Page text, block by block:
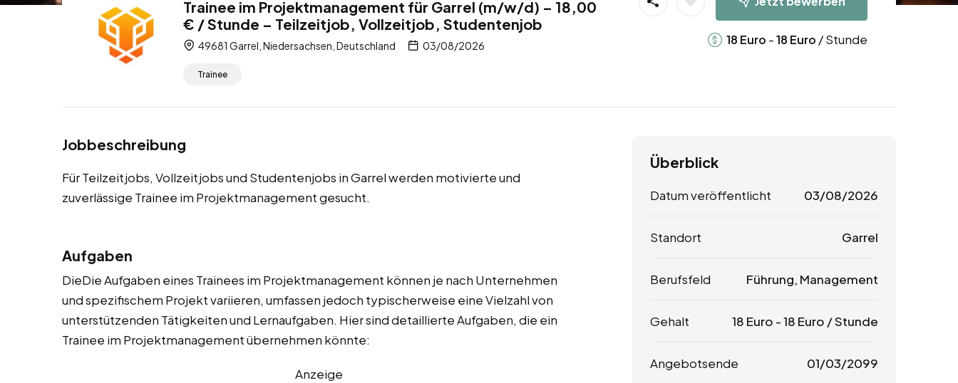
Trainee im Projektmanagement für Garrel (m/w/d) – 18,00
€ / Stunde – Teilzeitjob, Vollzeitjob, Studentenjob
49681 Garrel, Niedersachsen, Deutschland 03/08/2026
Trainee
18 Euro -18 Euro / Stunde
Jobbeschreibung
Für Teilzeitjobs, Vollzeitjobs und Studentenjobs in Garrel werden motivierte und
zuverlässige Trainee im Projektmanagement gesucht.
Aufgaben
DieDie Aufgaben eines Trainees im Projektmanagement können je nach Unternehmen
und spezifischem Projekt variieren, umfassen jedoch typischerweise eine Vielzahl von
unterstützenden Tätigkeiten und Lernaufgaben. Hier sind detaillierte Aufgaben, die ein
Trainee im Projektmanagement übernehmen könnte:
Anzeige
Überblick
Datum veröffentlicht 03/08/2026
Standort Garrel
Berufsfeld Führung, Management
Gehalt 18 Euro -18 Euro / Stunde
Angebotsende 01/03/2099